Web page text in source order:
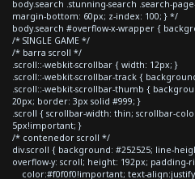
body.search .stunning-search .search-
margin-bottom: 60px; z-index: 100; } */
body.search #overflow-x-wrapper {
/* SINGLE GAME */
/* barra scroll */
.scroll::-webkit-scrollbar { width: 12px; }
.scroll::-webkit-scrollbar-track {
.scroll::-webkit-scrollbar-thumb {
20px; border: 3px solid #999; }
.scroll { scrollbar-width: thin; scrollbar-
5px!important; }
/* contenedor scroll */
div.scroll { background: #252525; line-
overflow-y: scroll; height: 192px; padding-
color:#f0f0f0!important; text-